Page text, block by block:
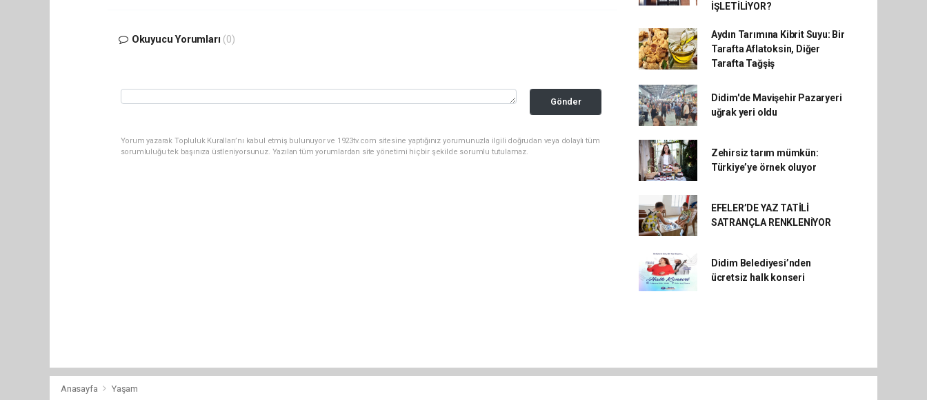
Okuyucu Yorumları (0)
Gönder
Yorum yazarak Topluluk Kuralları’nı kabul etmiş bulunuyor ve 1923tv.com sitesine yaptığınız yorumunuzla ilgili doğrudan veya dolaylı tüm
sorumluluğu tek başınıza üstleniyorsunuz. Yazılan tüm yorumlardan site yönetimi hiçbir şekilde sorumlu tutulamaz.
İŞLETİLİYOR?
Aydın Tarımına Kibrit Suyu: Bir
Tarafta Aflatoksin, Diğer
Tarafta Tağşiş
Didim'de Mavişehir Pazaryeri
uğrak yeri oldu
Zehirsiz tarım mümkün:
Türkiye’ye örnek oluyor
EFELER’DE YAZ TATİLİ
SATRANÇLA RENKLENİYOR
Didim Belediyesi’nden
ücretsiz halk konseri
Anasayfa Yaşam